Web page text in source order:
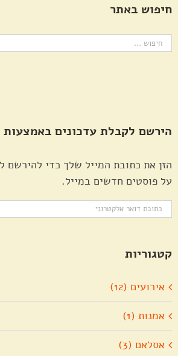
חיפוש באתר
חיפוש...
הירשם לקבלת עדכונים באמצעות
הזן את כתובת המייל שלך כדי להירשם
על פוסטים חדשים במייל.
כתובת
קטגוריות
אירועים (12)
אמנות (1)
אסלאם (3)